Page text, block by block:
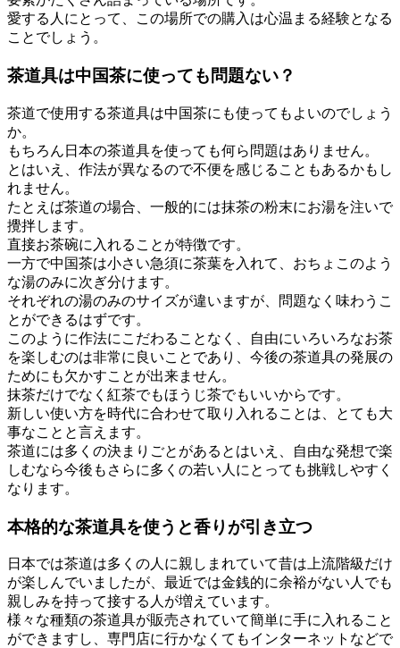
愛する人にとって、この場所での購入は心温まる経験となる
ことでしょう。
茶道具は中国茶に使っても問題ない？
茶道で使用する茶道具は中国茶にも使ってもよいのでしょう
か。
もちろん日本の茶道具を使っても何ら問題はありません。
とはいえ、作法が異なるので不便を感じることもあるかもし
れません。
たとえば茶道の場合、一般的には抹茶の粉末にお湯を注いで
攪拌します。
直接お茶碗に入れることが特徴です。
一方で中国茶は小さい急須に茶葉を入れて、おちょこのよう
な湯のみに次ぎ分けます。
それぞれの湯のみのサイズが違いますが、問題なく味わうこ
とができるはずです。
このように作法にこだわることなく、自由にいろいろなお茶
を楽しむのは非常に良いことであり、今後の茶道具の発展の
ためにも欠かすことが出来ません。
抹茶だけでなく紅茶でもほうじ茶でもいいからです。
新しい使い方を時代に合わせて取り入れることは、とても大
事なことと言えます。
茶道には多くの決まりごとがあるとはいえ、自由な発想で楽
しむなら今後もさらに多くの若い人にとっても挑戦しやすく
なります。
本格的な茶道具を使うと香りが引き立つ
日本では茶道は多くの人に親しまれていて昔は上流階級だけ
が楽しんでいましたが、最近では金銭的に余裕がない人でも
親しみを持って接する人が増えています。
様々な種類の茶道具が販売されていて簡単に手に入れること
ができますし、専門店に行かなくてもインターネットなどで